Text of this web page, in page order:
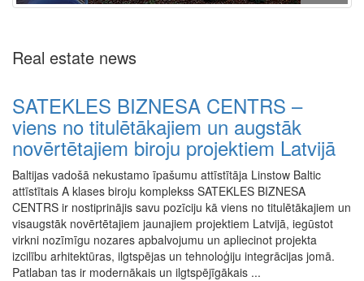
Real estate news
SATEKLES BIZNESA CENTRS –
viens no titulētākajiem un augstāk
novērtētajiem biroju projektiem Latvijā
Baltijas vadošā nekustamo īpašumu attīstītāja Linstow Baltic
attīstītais A klases biroju komplekss SATEKLES BIZNESA
CENTRS ir nostiprinājis savu pozīciju kā viens no titulētākajiem un
visaugstāk novērtētajiem jaunajiem projektiem Latvijā, iegūstot
virkni nozīmīgu nozares apbalvojumu un apliecinot projekta
izcilību arhitektūras, ilgtspējas un tehnoloģiju integrācijas jomā.
Patlaban tas ir modernākais un ilgtspējīgākais ...